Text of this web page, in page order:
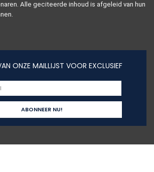
Alle geciteerde inhoud is afgeleid van hun
ONZE MAILLIJST VOOR EXCLUSIEF